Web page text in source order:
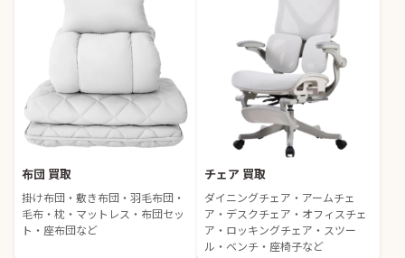
布団 買取
掛け布団・敷き布団・羽毛布団・
毛布・枕・マットレス・布団セッ
ト・座布団など
チェア 買取
ダイニングチェア・アームチェ
ア・デスクチェア・オフィスチェ
ア・ロッキングチェア・スツー
ル・ベンチ・座椅子など